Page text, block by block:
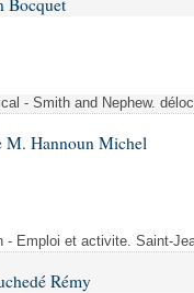
Bocquet
- Smith and Nephew.
M. Hannoun Michel
- Emploi et activite. Saint-
Rémy